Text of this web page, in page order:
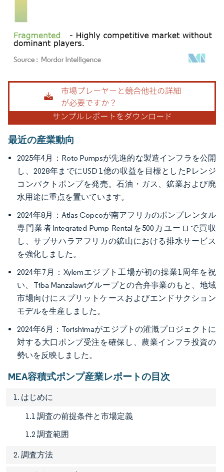
画像 © Mordor Intelligence。再利用にはCC BY 4.0の表示が必要です。
最近の産業動向
2025年4月：Roto Pumpsが先進的な製造インフラを公開
し、2028年までにUSD 1億の収益を目標としたPレンジ
コンパクトポンプを発売。石油・ガス、鉱業および廃
水用途に重点を置いています。
2024年8月：Atlas Copcoが南アフリカのポンプレンタル
専門業者Integrated Pump Rentalを500万ユーロで買収
し、サブサハラアフリカの鉱山における排水サービス
を強化しました。
2024年7月：Xylemエジプト工場が初の操業1周年を祝
い、Tiba Manzalawiグループとの合弁事業のもと、地域
市場向けにスプリットケースおよびエンドサクション
モデルを生産しました。
2024年6月：Torishimaがエジプトの灌漑プロジェクトに
対する大口ポンプ受注を確保し、農業インフラ投資の
勢いを反映しました。
MEA容積式ポンプ産業レポートの目次
1. はじめに
1.1 調査の前提条件と市場定義
1.2 調査範囲
2. 調査方法